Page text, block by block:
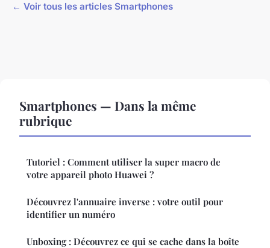
← Voir tous les articles Smartphones
Smartphones — Dans la même
rubrique
Tutoriel : Comment utiliser la super macro de
votre appareil photo Huawei ?
Découvrez l'annuaire inverse : votre outil pour
identifier un numéro
Unboxing : Découvrez ce qui se cache dans la boîte